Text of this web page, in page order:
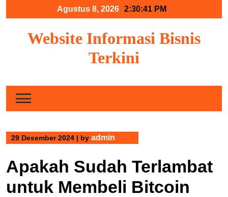
Agustus 8, 2026 2:30:42 PM
Website Informasi Bisnis
Terkini
29 Desember 2024 | by admin
Apakah Sudah Terlambat
untuk Membeli Bitcoin